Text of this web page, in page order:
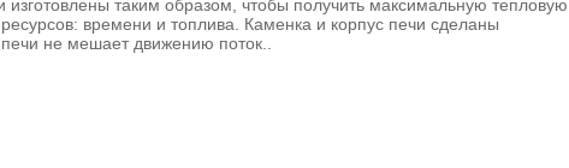
изготовлены таким образом, чтобы получить максимальную тепловую
времени и топлива. Каменка и корпус печи сделаны
не мешает движению поток..